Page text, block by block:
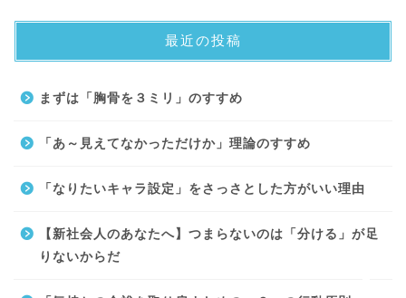
最近の投稿
まずは「胸骨を３ミリ」のすすめ
「あ～見えてなかっただけか」理論のすすめ
「なりたいキャラ設定」をさっさとした方がいい理由
【新社会人のあなたへ】つまらないのは「分ける」が足
りないからだ
サイトマップ
プライバシーポリシー